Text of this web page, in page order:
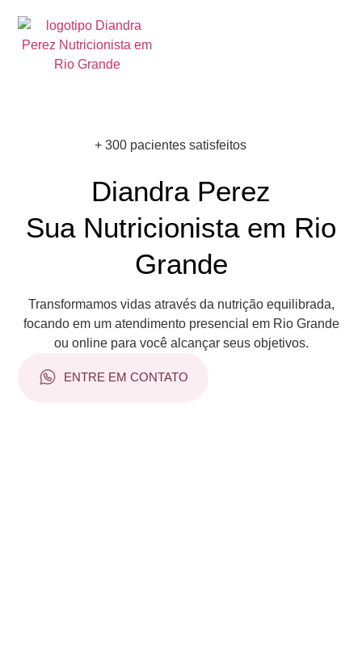
+ 300 pacientes satisfeitos
Diandra Perez
Sua Nutricionista em Rio
Grande
Transformamos vidas através da nutrição equilibrada,
focando em um atendimento presencial em Rio Grande
ou online para você alcançar seus objetivos.
ENTRE EM CONTATO